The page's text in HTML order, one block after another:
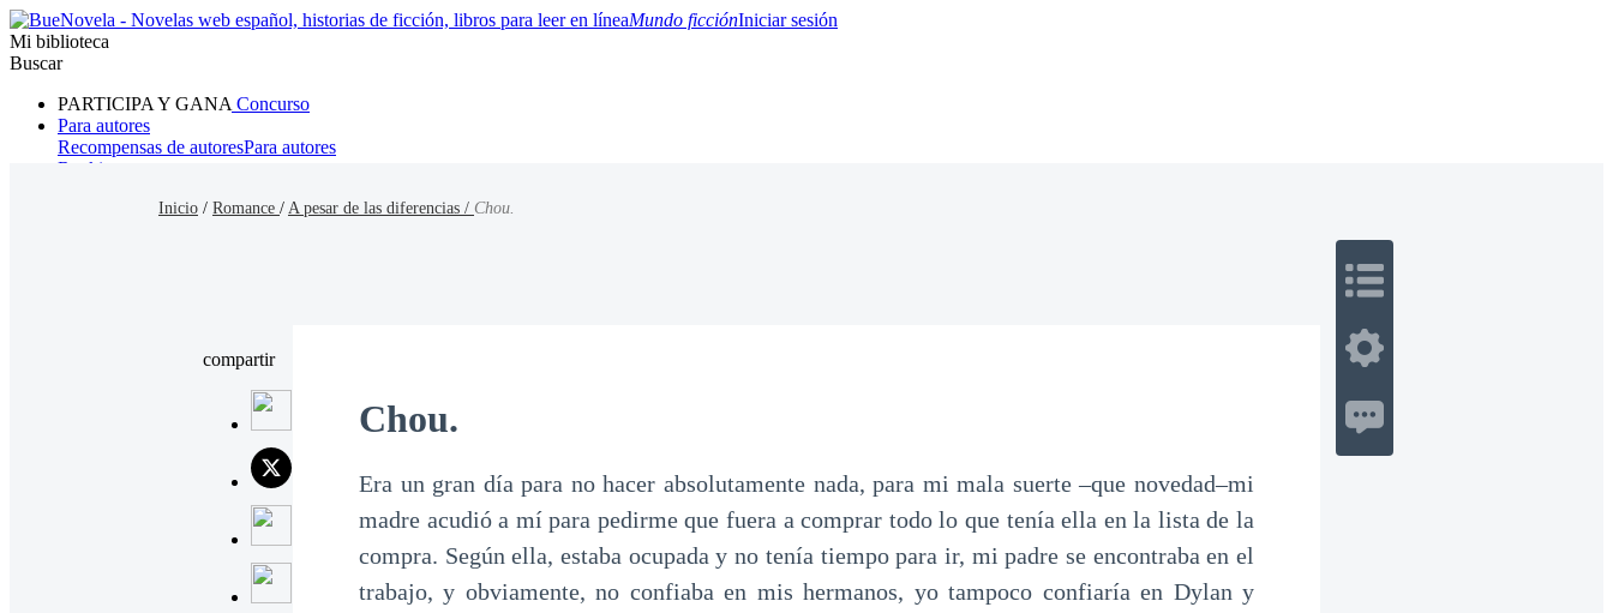
Mundo ficciónIniciar sesión
Mi biblioteca
Buscar
PARTICIPA Y GANA Concurso
Para autores
Recompensas de autoresPara autores
Ranking
Inicio / Romance / A pesar de las diferencias / Chou.
compartir
Chou.
Era un gran día para no hacer absolutamente nada, para mi mala suerte –que novedad–mi
madre acudió a mí para pedirme que fuera a comprar todo lo que tenía ella en la lista de la
compra. Según ella, estaba ocupada y no tenía tiempo para ir, mi padre se encontraba en el
trabajo, y obviamente, no confiaba en mis hermanos, yo tampoco confiaría en Dylan y